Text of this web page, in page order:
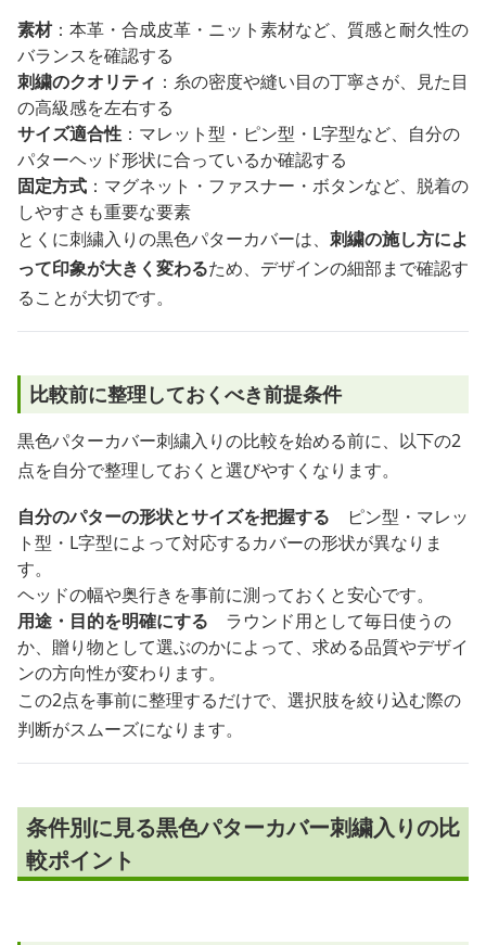
素材：本革・合成皮革・ニット素材など、質感と耐久性の
バランスを確認する
刺繍のクオリティ ：糸の密度や縫い目の丁寧さが、見た目
の高級感を左右する
サイズ適合性 ：マレット型・ピン型・L字型など、自分の
パターヘッド形状に合っているか確認する
固定方式 ：マグネット・ファスナー・ボタンなど、脱着の
しやすさも重要な要素
とくに刺繍入りの黒色パターカバーは、 刺繍の施し方によ
って印象が大きく変わるため、デザインの細部まで確認す
ることが大切です。
比較前に整理しておくべき前提条件
黒色パターカバー刺繍入りの比較を始める前に、以下の2
点を自分で整理しておくと選びやすくなります。
自分のパターの形状とサイズを把握する ピン型・マレッ
ト型・L字型によって対応するカバーの形状が異なりま
す。
ヘッドの幅や奥行きを事前に測っておくと安心です。
用途・目的を明確にする ラウンド用として毎日使うの
か、贈り物として選ぶのかによって、求める品質やデザイ
ンの方向性が変わります。
この2点を事前に整理するだけで、選択肢を絞り込む際の
判断がスムーズになります。
条件別に見る黒色パターカバー刺繍入りの比
較ポイント